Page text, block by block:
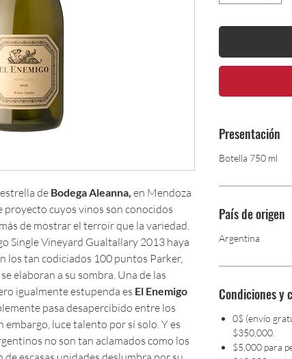
de Bodega Aleanna, en Mendoza
proyecto cuyos vinos son conocidos
de mostrar el terroir que la variedad.
Single Vineyard Gualtallary 2013 haya
los tan codiciados 100 puntos Parker,
elaboran a su sombra. Una de las
igualmente estupenda es El Enemigo
pasa desapercibido entre los
embargo, luce talento por sí solo. Y es
no son tan aclamados como los
Presentación
Botella 750 ml
País de origen
Argentina
Condiciones y
0$ (envío
$350,000.
$5,000 para